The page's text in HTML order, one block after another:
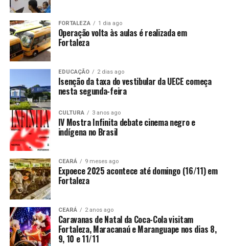
FORTALEZA 1 dia ago
Operação volta às aulas é realizada em
Fortaleza
EDUCAÇÃO 2 dias ago
Isenção da taxa do vestibular da UECE começa
nesta segunda-feira
CULTURA 3 anos ago
IV Mostra Infinita debate cinema negro e
indígena no Brasil
CEARÁ 9 meses ago
Expoece 2025 acontece até domingo (16/11) em
Fortaleza
CEARÁ 2 anos ago
Caravanas de Natal da Coca-Cola visitam
Fortaleza, Maracanaú e Maranguape nos dias 8,
9, 10 e 11/11